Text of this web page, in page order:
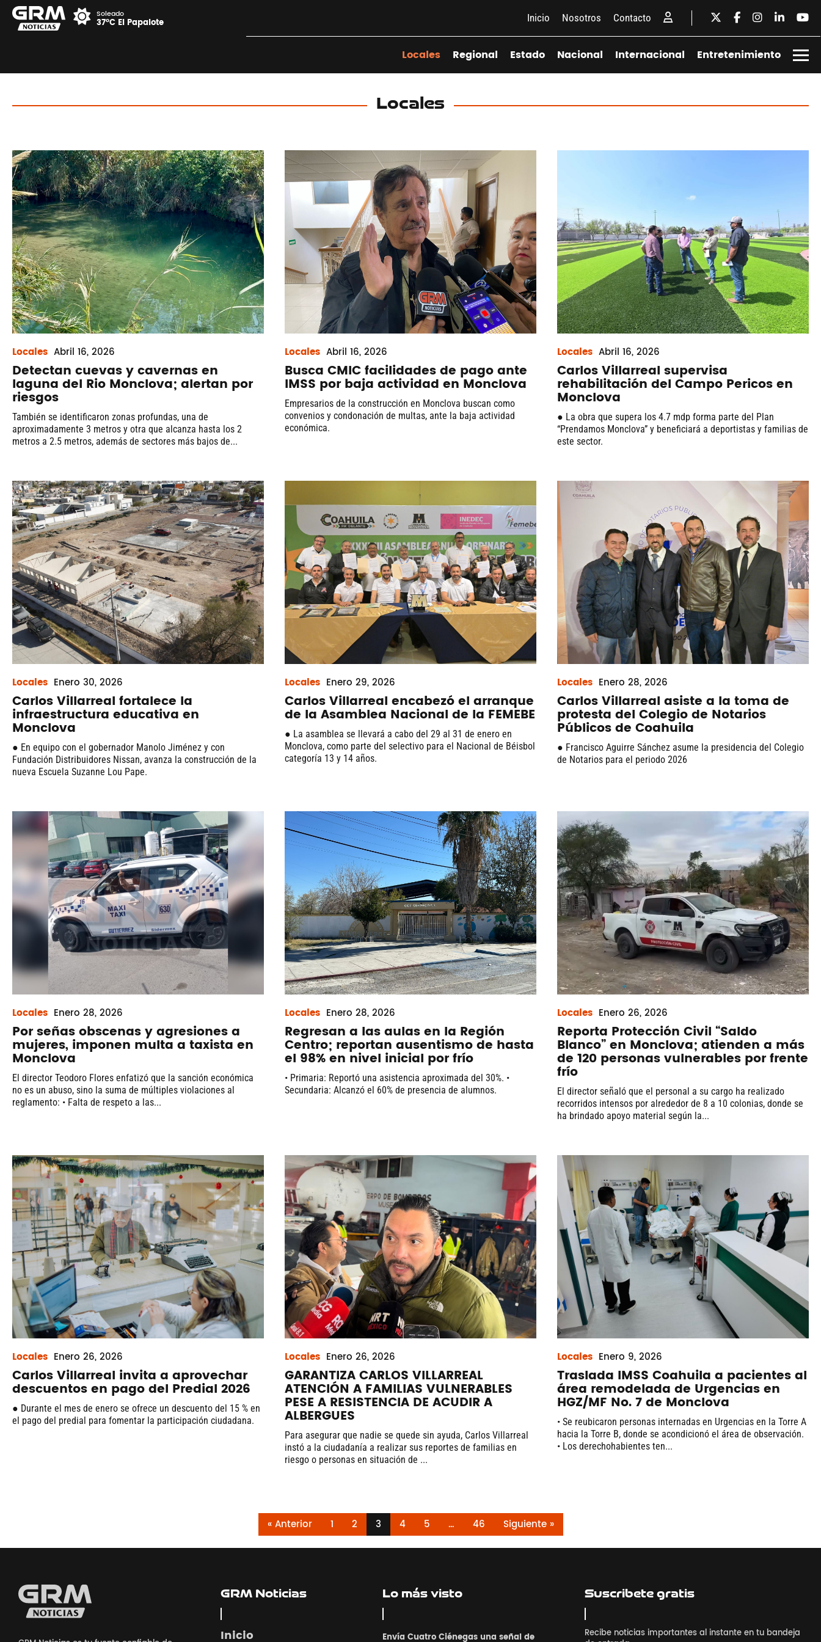
Soleado
37°C El Papalote Inicio Nosotros Contacto
Locales Regional Estado Nacional Internacional Entretenimiento
Locales
Locales Abril 16, 2026
Detectan cuevas y cavernas en
laguna del Rio Monclova; alertan por
riesgos
También se identificaron zonas profundas, una de
aproximadamente 3 metros y otra que alcanza hasta los 2
metros a 2.5 metros, además de sectores más bajos de...
Locales Abril 16, 2026
Busca CMIC facilidades de pago ante
IMSS por baja actividad en Monclova
Empresarios de la construcción en Monclova buscan como
convenios y condonación de multas, ante la baja actividad
económica.
Locales Abril 16, 2026
Carlos Villarreal supervisa
rehabilitación del Campo Pericos en
Monclova
● La obra que supera los 4.7 mdp forma parte del Plan
“Prendamos Monclova” y beneficiará a deportistas y familias de
este sector.
Locales Enero 30, 2026
Carlos Villarreal fortalece la
infraestructura educativa en
Monclova
● En equipo con el gobernador Manolo Jiménez y con
Fundación Distribuidores Nissan, avanza la construcción de la
nueva Escuela Suzanne Lou Pape.
Locales Enero 29, 2026
Carlos Villarreal encabezó el arranque
de la Asamblea Nacional de la FEMEBE
● La asamblea se llevará a cabo del 29 al 31 de enero en
Monclova, como parte del selectivo para el Nacional de Béisbol
categoría 13 y 14 años.
Locales Enero 28, 2026
Carlos Villarreal asiste a la toma de
protesta del Colegio de Notarios
Públicos de Coahuila
● Francisco Aguirre Sánchez asume la presidencia del Colegio
de Notarios para el periodo 2026
Locales Enero 28, 2026
Por señas obscenas y agresiones a
mujeres, imponen multa a taxista en
Monclova
El director Teodoro Flores enfatizó que la sanción económica
no es un abuso, sino la suma de múltiples violaciones al
reglamento: • Falta de respeto a las...
Locales Enero 28, 2026
Regresan a las aulas en la Región
Centro; reportan ausentismo de hasta
el 98% en nivel inicial por frío
• Primaria: Reportó una asistencia aproximada del 30%. •
Secundaria: Alcanzó el 60% de presencia de alumnos.
Locales Enero 26, 2026
Reporta Protección Civil “Saldo
Blanco” en Monclova; atienden a más
de 120 personas vulnerables por frente
frío
El director señaló que el personal a su cargo ha realizado
recorridos intensos por alrededor de 8 a 10 colonias, donde se
ha brindado apoyo material según la...
Locales Enero 26, 2026
Carlos Villarreal invita a aprovechar
descuentos en pago del Predial 2026
● Durante el mes de enero se ofrece un descuento del 15 % en
el pago del predial para fomentar la participación ciudadana.
Locales Enero 26, 2026
GARANTIZA CARLOS VILLARREAL
ATENCIÓN A FAMILIAS VULNERABLES
PESE A RESISTENCIA DE ACUDIR A
ALBERGUES
Para asegurar que nadie se quede sin ayuda, Carlos Villarreal
instó a la ciudadanía a realizar sus reportes de familias en
riesgo o personas en situación de ...
Locales Enero 9, 2026
Traslada IMSS Coahuila a pacientes al
área remodelada de Urgencias en
HGZ/MF No. 7 de Monclova
• Se reubicaron personas internadas en Urgencias en la Torre A
hacia la Torre B, donde se acondicionó el área de observación.
• Los derechohabientes ten...
« Anterior 1 2 3 4 5 … 46 Siguiente »
GRM Noticias
Inicio
Lo más visto
Envía Cuatro Ciénegas una señal de
Suscribete gratis
Recibe noticias importantes al instante en tu bandeja